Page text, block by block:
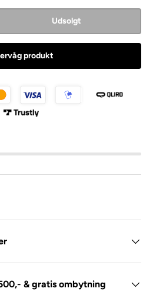
Udsolgt
produkt
& gratis ombytning